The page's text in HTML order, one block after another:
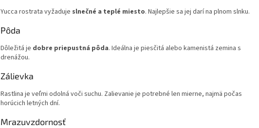
Yucca rostrata vyžaduje slnečné a teplé miesto. Najlepšie sa jej darí na plnom slnku.
Pôda
Dôležitá je dobre priepustná pôda. Ideálna je piesčitá alebo kamenistá zemina s
drenážou.
Zálievka
Rastlina je veľmi odolná voči suchu. Zalievanie je potrebné len mierne, najmä počas
horúcich letných dní.
Mrazuvzdornosť